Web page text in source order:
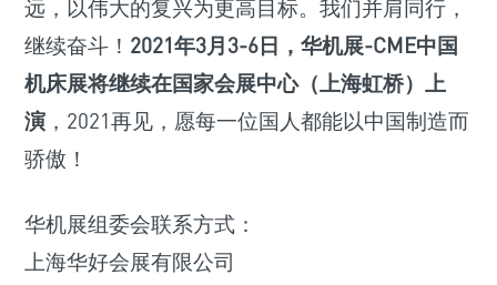
远，以伟大的复兴为更高目标。我们并肩同行，
继续奋斗！ 2021年3月3-6日，华机展-CME中国
机床展将继续在国家会展中心（上海虹桥）上
演 ，2021再见，愿每一位国人都能以中国制造而
骄傲！
华机展组委会联系方式：
上海华好会展有限公司